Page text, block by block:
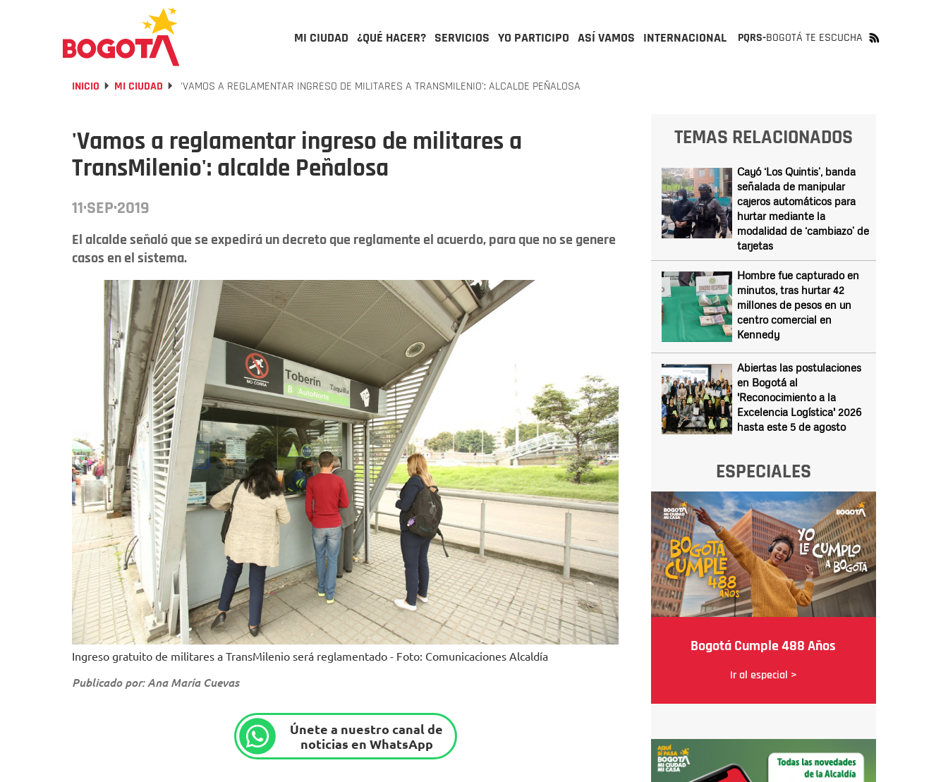
MI CIUDAD ¿QUÉ HACER? SERVICIOS YO PARTICIPO ASÍ VAMOS INTERNACIONAL PQRS-BOGOTÁ TE ESCUCHA
INICIO MI CIUDAD 'VAMOS A REGLAMENTAR INGRESO DE MILITARES A TRANSMILENIO': ALCALDE PEÑALOSA
'Vamos a reglamentar ingreso de militares a
TransMilenio': alcalde Peñalosa
11·SEP·2019
El alcalde señaló que se expedirá un decreto que reglamente el acuerdo, para que no se genere
casos en el sistema.
Ingreso gratuito de militares a TransMilenio será reglamentado - Foto: Comunicaciones Alcaldía
Publicado por: Ana María Cuevas
Únete a nuestro canal de
noticias en WhatsApp
TEMAS RELACIONADOS
Cayó ‘Los Quintis’, banda
señalada de manipular
cajeros automáticos para
hurtar mediante la
modalidad de ‘cambiazo’ de
tarjetas
Hombre fue capturado en
minutos, tras hurtar 42
millones de pesos en un
centro comercial en
Kennedy
Abiertas las postulaciones
en Bogotá al
'Reconocimiento a la
Excelencia Logística' 2026
hasta este 5 de agosto
ESPECIALES
Bogotá Cumple 488 Años
Ir al especial >